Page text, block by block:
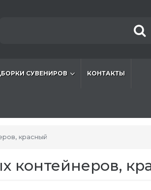
СУВЕНИРОВ КОНТАКТЫ
красный
контейнеров,